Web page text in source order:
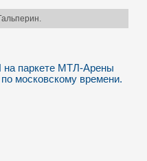
на паркете МТЛ-Арены
московскому времени.